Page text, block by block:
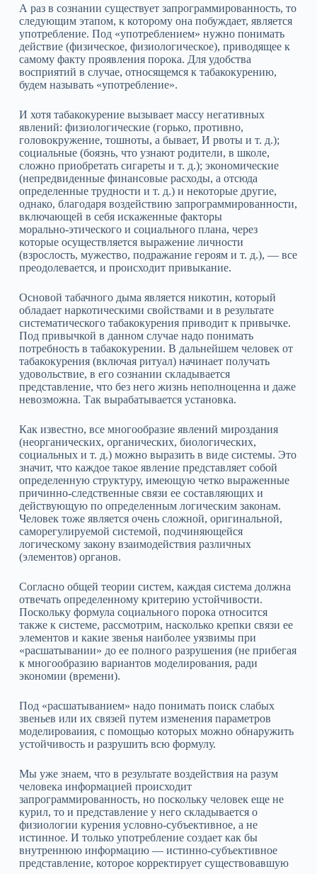
А раз в сознании существует запрограммированность, то
следующим этапом, к которому она побуждает, является
употребление. Под «употреблением» нужно понимать
действие (физическое, физиологическое), приводящее к
самому факту проявления порока. Для удобства
восприятий в случае, относящемся к табакокурению,
будем называть «употребление».
И хотя табакокурение вызывает массу негативных
явлений: физиологические (горько, противно,
головокружение, тошноты, а бывает, И рвоты и т. д.);
социальные (боязнь, что узнают родители, в школе,
сложно приобретать сигареты и т. д.); экономические
(непредвиденные финансовые расходы, а отсюда
определенные трудности и т. д.) и некоторые другие,
однако, благодаря воздействию запрограммированности,
включающей в себя искаженные факторы
морально‑этического и социального плана, через
которые осуществляется выражение личности
(взрослость, мужество, подражание героям и т. д.), — все
преодолевается, и происходит привыкание.
Основой табачного дыма является никотин, который
обладает наркотическими свойствами и в результате
систематического табакокурения приводит к привычке.
Под привычкой в данном случае надо понимать
потребность в табакокурении. В дальнейшем человек от
табакокурения (включая ритуал) начинает получать
удовольствие, в его сознании складывается
представление, что без него жизнь неполноценна и даже
невозможна. Так вырабатывается установка.
Как известно, все многообразие явлений мироздания
(неорганических, органических, биологических,
социальных и т. д.) можно выразить в виде системы. Это
значит, что каждое такое явление представляет собой
определенную структуру, имеющую четко выраженные
причинно‑следственные связи ее составляющих и
действующую по определенным логическим законам.
Человек тоже является очень сложной, оригинальной,
саморегулируемой системой, подчиняющейся
логическому закону взаимодействия различных
(элементов) органов.
Согласно общей теории систем, каждая система должна
отвечать определенному критерию устойчивости.
Поскольку формула социального порока относится
также к системе, рассмотрим, насколько крепки связи ее
элементов и какие звенья наиболее уязвимы при
«расшатывании» до ее полного разрушения (не прибегая
к многообразию вариантов моделирования, ради
экономии (времени).
Под «расшатыванием» надо понимать поиск слабых
звеньев или их связей путем изменения параметров
моделироваиия, с помощью которых можно обнаружить
устойчивость и разрушить всю формулу.
Мы уже знаем, что в результате воздействия на разум
человека информацией происходит
запрограммированность, но поскольку человек еще не
курил, то и представление у него складывается о
физиологии курения условно‑субъективное, а не
истинное. И только употребление создает как бы
внутреннюю информацию — истинно‑субъективное
представление, которое корректирует существовавшую